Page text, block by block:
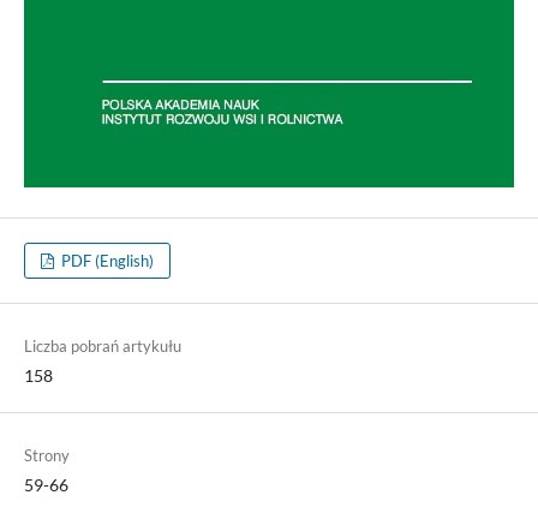
PDF (English)
Liczba pobrań artykułu
158
Strony
59-66